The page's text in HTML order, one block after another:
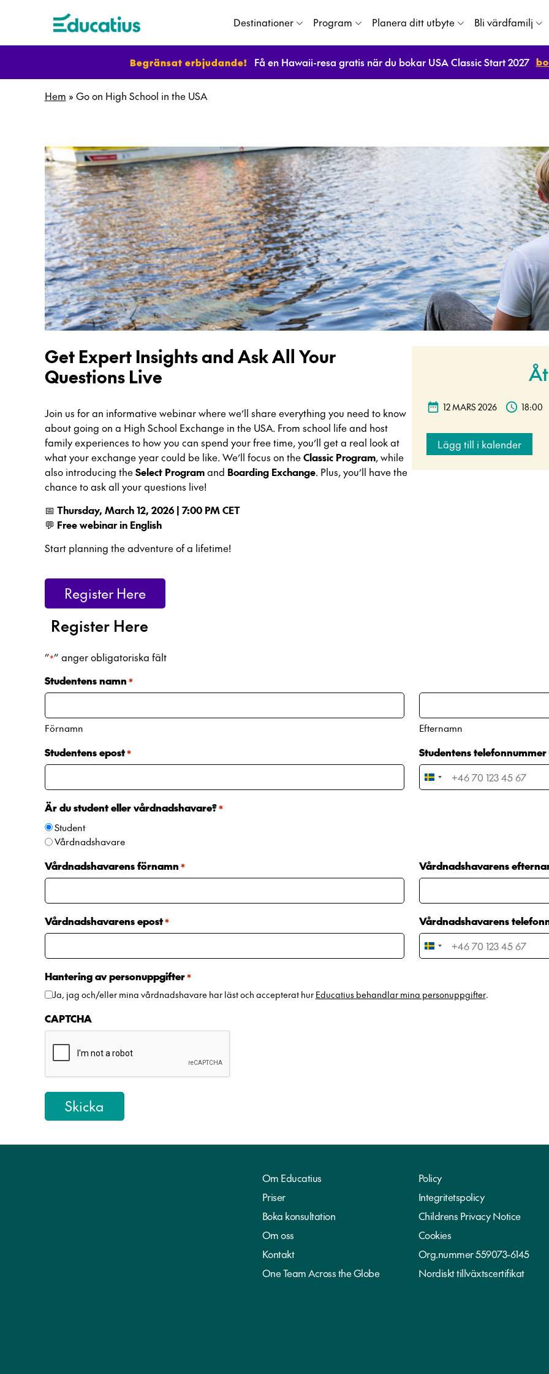
Destinationer Program Planera ditt utbyte Bli värdfamilj
Begränsat erbjudande! Få en Hawaii-resa gratis när du bokar USA Classic Start 2027
Hem » Go on High School in the USA
Get Expert Insights and Ask All Your
Questions Live
Join us for an informative webinar where we’ll share everything you need to know
about going on a High School Exchange in the USA. From school life and host
family experiences to how you can spend your free time, you’ll get a real look at
what your exchange year could be like. We’ll focus on theClassic Program, while
also introducing theSelect Programand Boarding Exchange. Plus, you’ll have the
chance to ask all your questions live!
📅 Thursday, March 12, 2026 | 7:00 PM CET
💬 Free webinar in English
Start planning the adventure of a lifetime!
Register Here
12 MARS 2026 18:00
Lägg till i kalender
Register Here
”*” anger obligatoriska fält
Studentens namn *
Förnamn Efternamn
Studentens epost* Studentens telefonnummer
Sweden
+46
Är du student eller vårdnadshavare?*
Student
Vårdnadshavare
Vårdnadshavarens förnamn * Vårdnadshavarens
Vårdnadshavarens epost* Vårdnadshavarens
Sweden
+46
Hantering av personuppgifter*
Ja, jag och/eller mina vårdnadshavare har läst och accepterat hur Educatius behandlar mina personuppgifter.
CAPTCHA
Om Educatius
Priser
Boka konsultation
Om oss
Kontakt
One Team Across the Globe
Policy
Integritetspolicy
Childrens Privacy Notice
Cookies
Org.nummer 559073-6145
Nordiskt tillväxtscertifikat